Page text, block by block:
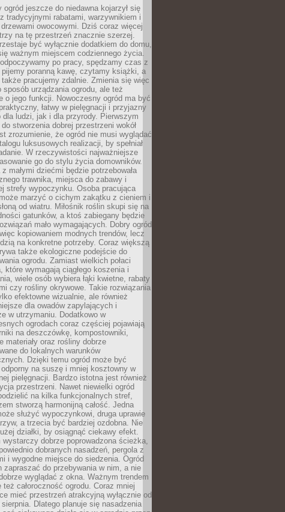
ogród jeszcze do niedawna kojarzył się
z tradycyjnymi rabatami, warzywnikiem i
owocowymi. Dziś coraz więcej
na tę przestrzeń znacznie szerzej.
być wyłącznie dodatkiem do domu,
ważnym miejscem codziennego życia.
po pracy, spędzamy czas z
pijemy poranną kawę, czytamy książki, a
pracujemy zdalnie. Zmienia się więc
sposób urządzania ogrodu, ale też
o jego funkcji. Nowoczesny ogród ma być
łatwy w pielęgnacji i przyjazny
dla ludzi, jak i dla przyrody. Pierwszym
stworzenia dobrej przestrzeni wokół
zrozumienie, że ogród nie musi wyglądać
luksusowych realizacji, by spełniał
W rzeczywistości najważniejsze
go do stylu życia domowników.
z małymi dziećmi będzie potrzebowała
trawnika, miejsca do zabawy i
strefy wypoczynku. Osoba pracująca
marzyć o cichym zakątku z cieniem i
od wiatru. Miłośnik roślin skupi się na
gatunków, a ktoś zabiegany będzie
mało wymagających. Dobry ogród
kopiowaniem modnych trendów, lecz
na konkretne potrzeby. Coraz większą
także ekologiczne podejście do
ogrodu. Zamiast wielkich połaci
które wymagają ciągłego koszenia i
wiele osób wybiera łąki kwietne, rabaty
czy rośliny okrywowe. Takie rozwiązania
efektowne wizualnie, ale również
dla owadów zapylających i
w utrzymaniu. Dodatkowo w
ogrodach coraz częściej pojawiają
na deszczówkę, kompostowniki,
materiały oraz rośliny dobrze
do lokalnych warunków
Dzięki temu ogród może być
odporny na suszę i mniej kosztowny w
pielęgnacji. Bardzo istotna jest również
przestrzeni. Nawet niewielki ogród
na kilka funkcjonalnych stref,
stworzą harmonijną całość. Jedna
służyć wypoczynkowi, druga uprawie
a trzecia być bardziej ozdobna. Nie
działki, by osiągnąć ciekawy efekt.
wystarczy dobrze poprowadzona ścieżka,
dobranych nasadzeń, pergola z
i wygodne miejsce do siedzenia. Ogród
zapraszać do przebywania w nim, a nie
wyglądać z okna. Ważnym trendem
też całoroczność ogrodu. Coraz mniej
mieć przestrzeń atrakcyjną wyłącznie od
sierpnia. Dlatego planuje się nasadzenia